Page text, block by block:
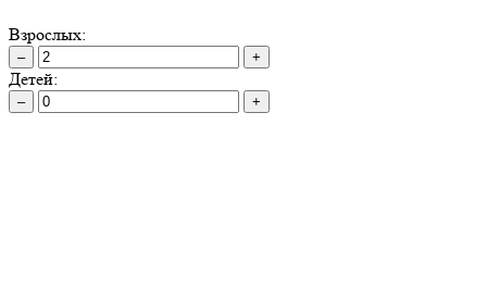
Взрослых:
– +
Детей:
– +